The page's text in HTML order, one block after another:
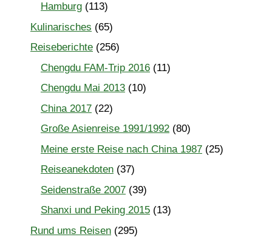
Hamburg (113)
Kulinarisches (65)
Reiseberichte (256)
Chengdu FAM-Trip 2016 (11)
Chengdu Mai 2013 (10)
China 2017 (22)
Große Asienreise 1991/1992 (80)
Meine erste Reise nach China 1987 (25)
Reiseanekdoten (37)
Seidenstraße 2007 (39)
Shanxi und Peking 2015 (13)
Rund ums Reisen (295)